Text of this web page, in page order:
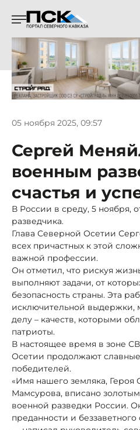
05 ноября 2025, 09:57
Сергей
военным
счастья и
В России в среду, 5 ноября,
разведчика.
Глава Северной Осетии
всех причастных к этой
важной профессии.
Он отметил, что рискуя
выполняют задачи, от
безопасность страны. Эта
исключительной выдержки,
делу – качеств, которыми
патриоты.
В настоящее время в зоне
Осетии продолжают
победителей.
«Имя нашего земляка,
Мамсурова, вписано
военной разведки России.
преданности и